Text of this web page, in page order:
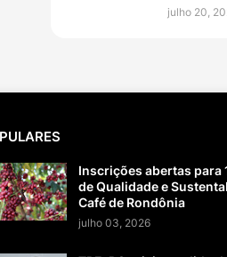
julho 20,
Inscrições abertas para
de Qualidade e
Café de Rondônia
julho 03, 2026